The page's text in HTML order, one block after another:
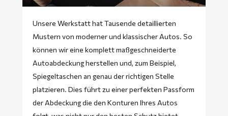
Unsere Werkstatt hat Tausende detaillierten
Mustern von moderner und klassischer Autos. So
können wir eine komplett maßgeschneiderte
Autoabdeckung herstellen und, zum Beispiel,
Spiegeltaschen an genau der richtigen Stelle
platzieren. Dies führt zu einer perfekten Passform
der Abdeckung die den Konturen Ihres Autos